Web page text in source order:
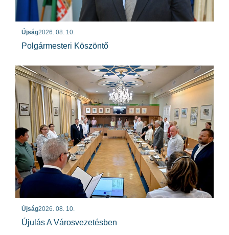
Újság2026. 08. 10.
Polgármesteri Köszöntő
Újság2026. 08. 10.
Újulás A Városvezetésben